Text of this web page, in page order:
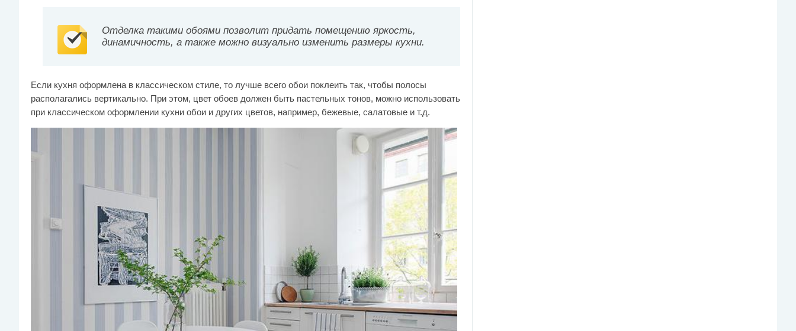
Отделка такими обоями позволит придать помещению яркость,
динамичность, а также можно визуально изменить размеры кухни.
Если кухня оформлена в классическом стиле, то лучше всего обои поклеить так, чтобы полосы
располагались вертикально. При этом, цвет обоев должен быть пастельных тонов, можно использовать
при классическом оформлении кухни обои и других цветов, например, бежевые, салатовые и т.д.